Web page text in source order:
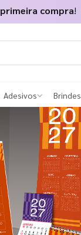
primeira compra!
Adesivos Brindes